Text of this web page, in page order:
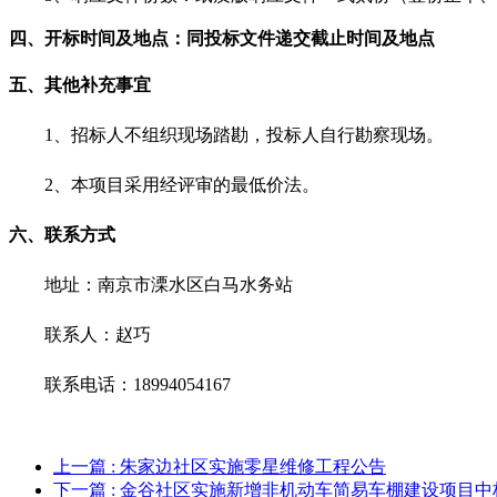
四、开标时间及地点：同投标文件递交截止时间及地点
五、其他补充事宜
1、 招标人不组织现场踏勘，投标人自行勘察现场。
2、 本项目采用经评审的最低价法。
六、联系方式
地址： 南京市溧水区白马水务站
联系人：赵巧
联系电话： 18994054167
上一篇 : 朱家边社区实施零星维修工程公告
下一篇 : 金谷社区实施新增非机动车简易车棚建设项目